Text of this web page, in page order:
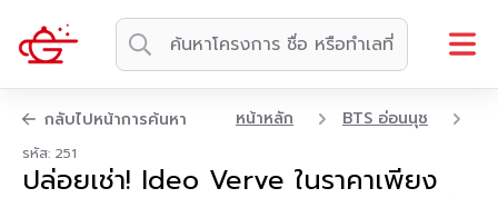
กลับไปหน้าการค้นหา หน้าหลัก BTS อ่อนนุช
รหัส: 251
ปล่อยเช่า! Ideo Verve ในราคาเพียง